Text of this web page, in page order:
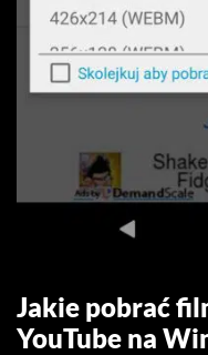
Jakie pobrać
YouTube na